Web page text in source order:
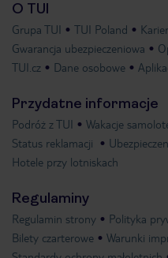
O TUI
Grupa TUI TUI Poland
Gwarancja ubezpieczeniowa
TUI.cz
Dane osobowe
Przydatne informacje
Podróż z TUI Wakacje
Status reklamacji
Hotele przy lotniskach
Regulaminy
Regulamin strony Polityka
Bilety czarterowe
Warunki